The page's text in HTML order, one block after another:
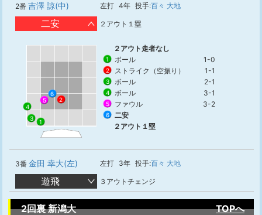
2番 吉澤 諒(中) 左打 4年 投手:百々 大地
二安 ２アウト１塁
1
2
3
4
5
6
２アウト走者なし
1 ボール 1-0
2 ストライク（空振り） 1-1
3 ボール 2-1
4 ボール 3-1
5 ファウル 3-2
6
二安
２アウト１塁
3番 金田 幸大(左) 左打 3年 投手:百々 大地
遊飛 ３アウトチェンジ
2回裏 新潟大 TOPへ